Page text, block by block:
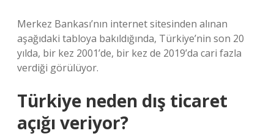
Merkez Bankası’nın internet sitesinden alınan
aşağıdaki tabloya bakıldığında, Türkiye’nin son 20
yılda, bir kez 2001’de, bir kez de 2019’da cari fazla
verdiği görülüyor.
Türkiye neden dış ticaret
açığı veriyor?